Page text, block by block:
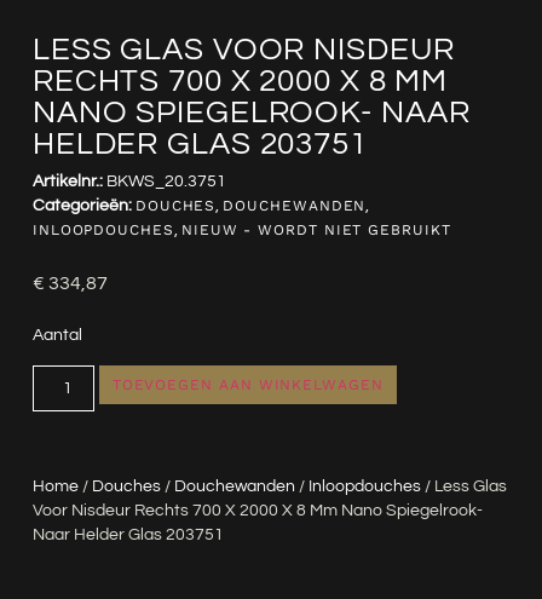
LESS GLAS VOOR NISDEUR
RECHTS 700 X 2000 X 8 MM
NANO SPIEGELROOK- NAAR
HELDER GLAS 203751
Home/ Douches/ Douchewanden / Inloopdouches/ Less Glas
Voor Nisdeur Rechts 700 X 2000 X 8 Mm Nano Spiegelrook-
Naar Helder Glas 203751
Artikelnr.: BKWS_20.3751
Categorieën: DOUCHES, DOUCHEWANDEN,
INLOOPDOUCHES, NIEUW - WORDT NIET GEBRUIKT
€ 334,87
Aantal
TOEVOEGEN AAN WINKELWAGEN